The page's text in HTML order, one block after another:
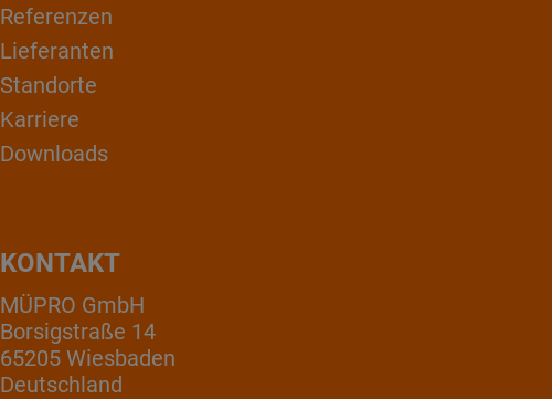
Referenzen
Lieferanten
Standorte
Karriere
Downloads
KONTAKT
MÜPRO GmbH
Borsigstraße 14
65205 Wiesbaden
Deutschland